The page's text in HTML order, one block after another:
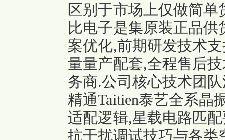
区别于市场上仅做简
比电子是集原装正品
案优化,前期研发技术
量量产配套,全程售后
务商.公司核心技术团
精通Taitien泰艺全系晶
适配逻辑,星载电路匹
抗干扰调试技巧与各